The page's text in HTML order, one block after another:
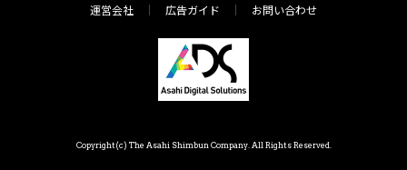
運営会社 広告ガイド お問い合わせ
Copyright(c) The Asahi Shimbun Company. All Rights Reserved.